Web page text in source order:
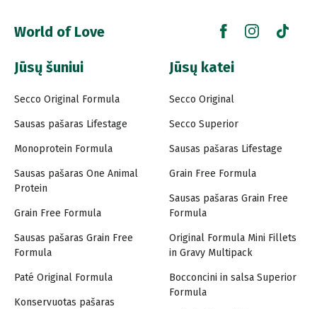
World of Love
Jūsų šuniui
Secco Original Formula
Sausas pašaras Lifestage
Monoprotein Formula
Sausas pašaras One Animal
Protein
Grain Free Formula
Sausas pašaras Grain Free
Formula
Paté Original Formula
Konservuotas pašaras
Jūsų katei
Secco Original
Secco Superior
Sausas pašaras Lifestage
Grain Free Formula
Sausas pašaras Grain Free
Formula
Original Formula Mini Fillets
in Gravy Multipack
Bocconcini in salsa Superior
Formula